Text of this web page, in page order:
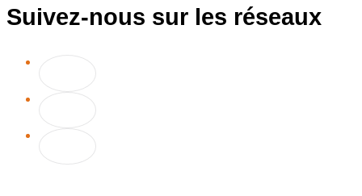
Suivez-nous sur les réseaux